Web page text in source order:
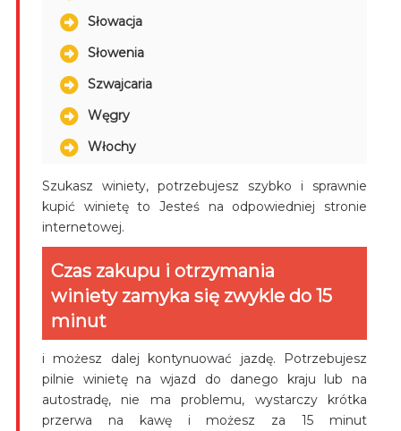
Słowacja
Słowenia
Szwajcaria
Węgry
Włochy
Szukasz winiety, potrzebujesz szybko i sprawnie
kupić winietę to Jesteś na odpowiedniej stronie
internetowej.
Czas zakupu i otrzymania
winiety zamyka się zwykle do 15
minut
i możesz dalej kontynuować jazdę. Potrzebujesz
pilnie winietę na wjazd do danego kraju lub na
autostradę, nie ma problemu, wystarczy krótka
przerwa na kawę i możesz za 15 minut